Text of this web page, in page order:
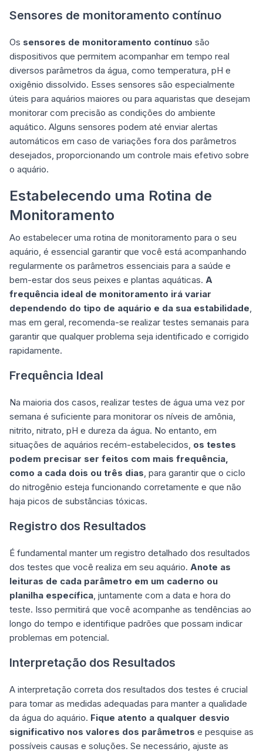
Sensores de monitoramento contínuo
Os sensores de monitoramento contínuo são
dispositivos que permitem acompanhar em tempo real
diversos parâmetros da água, como temperatura, pH e
oxigênio dissolvido. Esses sensores são especialmente
úteis para aquários maiores ou para aquaristas que desejam
monitorar com precisão as condições do ambiente
aquático. Alguns sensores podem até enviar alertas
automáticos em caso de variações fora dos parâmetros
desejados, proporcionando um controle mais efetivo sobre
o aquário.
Estabelecendo uma Rotina de
Monitoramento
Ao estabelecer uma rotina de monitoramento para o seu
aquário, é essencial garantir que você está acompanhando
regularmente os parâmetros essenciais para a saúde e
bem-estar dos seus peixes e plantas aquáticas. A
frequência ideal de monitoramento irá variar
dependendo do tipo de aquário e da sua estabilidade,
mas em geral, recomenda-se realizar testes semanais para
garantir que qualquer problema seja identificado e corrigido
rapidamente.
Frequência Ideal
Na maioria dos casos, realizar testes de água uma vez por
semana é suficiente para monitorar os níveis de amônia,
nitrito, nitrato, pH e dureza da água. No entanto, em
situações de aquários recém-estabelecidos, os testes
podem precisar ser feitos com mais frequência,
como a cada dois ou três dias, para garantir que o ciclo
do nitrogênio esteja funcionando corretamente e que não
haja picos de substâncias tóxicas.
Registro dos Resultados
É fundamental manter um registro detalhado dos resultados
dos testes que você realiza em seu aquário. Anote as
leituras de cada parâmetro em um caderno ou
planilha específica, juntamente com a data e hora do
teste. Isso permitirá que você acompanhe as tendências ao
longo do tempo e identifique padrões que possam indicar
problemas em potencial.
Interpretação dos Resultados
A interpretação correta dos resultados dos testes é crucial
para tomar as medidas adequadas para manter a qualidade
da água do aquário. Fique atento a qualquer desvio
significativo nos valores dos parâmetros e pesquise as
possíveis causas e soluções. Se necessário, ajuste as